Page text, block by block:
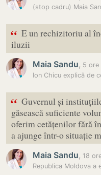
“ E un rechizitoriu al
iluzii
Maia Sandu, 5 ore
“ Guvernul și
găsească suficiente
oferim cetățenilor fără
a ajunge într-o situație
Maia Sandu, 18